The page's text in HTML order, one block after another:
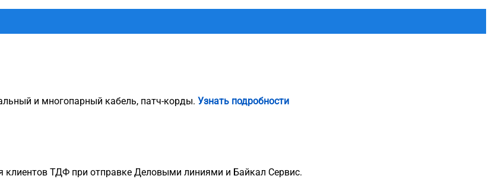
и многопарный кабель, патч-корды. Узнать подробности
ТДФ при отправке Деловыми линиями и Байкал Сервис.